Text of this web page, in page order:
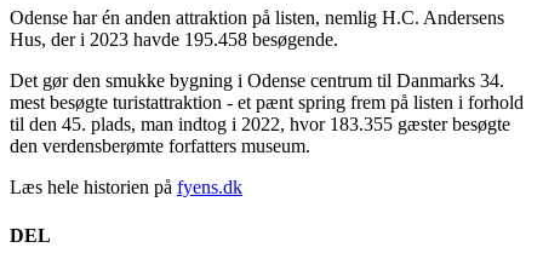
Odense har én anden attraktion på listen, nemlig H.C. Andersens
Hus, der i 2023 havde 195.458 besøgende.
Det gør den smukke bygning i Odense centrum til Danmarks 34.
mest besøgte turistattraktion - et pænt spring frem på listen i forhold
til den 45. plads, man indtog i 2022, hvor 183.355 gæster besøgte
den verdensberømte forfatters museum.
Læs hele historien på fyens.dk
DEL